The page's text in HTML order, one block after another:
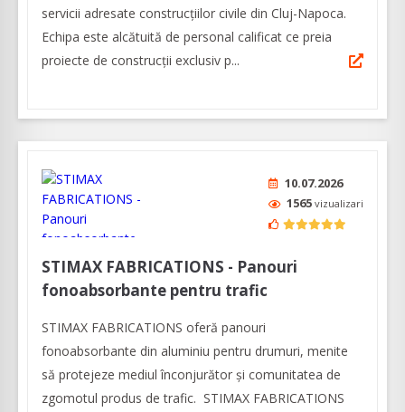
servicii adresate construcțiilor civile din Cluj-Napoca.
Echipa este alcătuită de personal calificat ce preia
proiecte de construcţii exclusiv p...
10.07.2026
1565 vizualizari
STIMAX FABRICATIONS - Panouri
fonoabsorbante pentru trafic
STIMAX FABRICATIONS oferă panouri
fonoabsorbante din aluminiu pentru drumuri, menite
să protejeze mediul înconjurător și comunitatea de
zgomotul produs de trafic. STIMAX FABRICATIONS